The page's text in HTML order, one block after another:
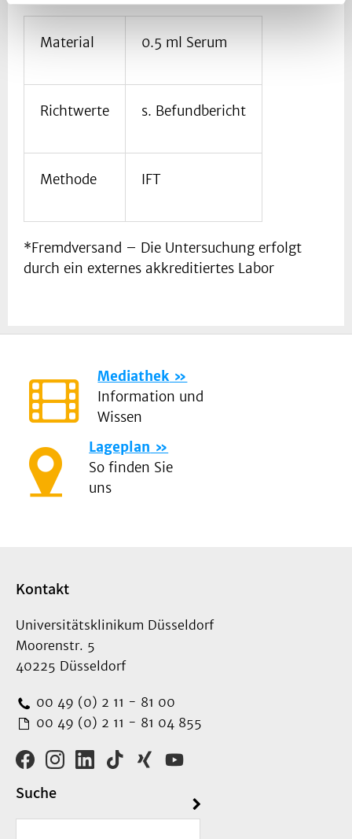
Material 0.5 ml Serum
Richtwerte s. Befundbericht
Methode IFT
*Fremdversand – Die Untersuchung erfolgt
durch ein externes akkreditiertes Labor
Mediathek
Information und
Wissen
Lageplan
So finden Sie
uns
Kontakt
Universitätsklinikum Düsseldorf
Moorenstr. 5
40225 Düsseldorf
00 49 (0) 2 11 - 81 00
00 49 (0) 2 11 - 81 04 855
Suche